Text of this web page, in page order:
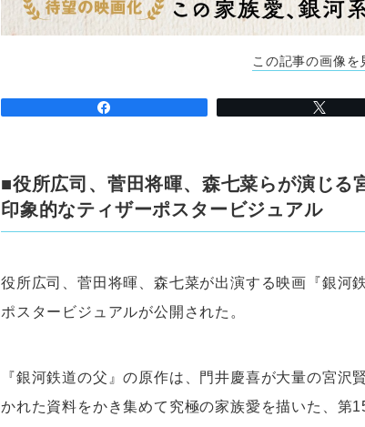
この記事の画像を
■役所広司、菅田将暉、森七菜らが演じる
印象的なティザーポスタービジュアル
役所広司、菅田将暉、森七菜が出演する映画『銀河
ポスタービジュアルが公開された。
『銀河鉄道の父』の原作は、門井慶喜が大量の宮沢
かれた資料をかき集めて究極の家族愛を描いた、第